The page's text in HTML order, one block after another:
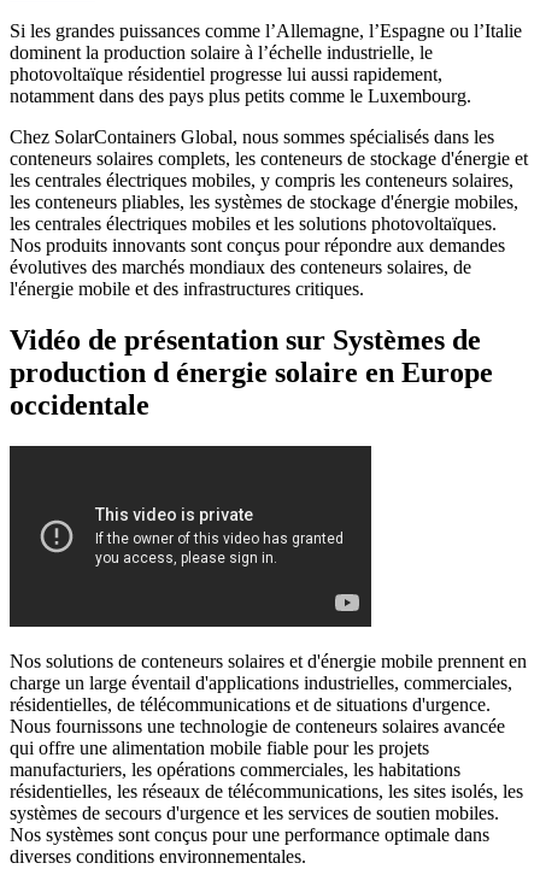
Si les grandes puissances comme l’Allemagne, l’Espagne ou l’Italie
dominent la production solaire à l’échelle industrielle, le
photovoltaïque résidentiel progresse lui aussi rapidement,
notamment dans des pays plus petits comme le Luxembourg.
Chez SolarContainers Global, nous sommes spécialisés dans les
conteneurs solaires complets, les conteneurs de stockage d'énergie et
les centrales électriques mobiles, y compris les conteneurs solaires,
les conteneurs pliables, les systèmes de stockage d'énergie mobiles,
les centrales électriques mobiles et les solutions photovoltaïques.
Nos produits innovants sont conçus pour répondre aux demandes
évolutives des marchés mondiaux des conteneurs solaires, de
l'énergie mobile et des infrastructures critiques.
Vidéo de présentation sur Systèmes de
production d énergie solaire en Europe
occidentale
Nos solutions de conteneurs solaires et d'énergie mobile prennent en
charge un large éventail d'applications industrielles, commerciales,
résidentielles, de télécommunications et de situations d'urgence.
Nous fournissons une technologie de conteneurs solaires avancée
qui offre une alimentation mobile fiable pour les projets
manufacturiers, les opérations commerciales, les habitations
résidentielles, les réseaux de télécommunications, les sites isolés, les
systèmes de secours d'urgence et les services de soutien mobiles.
Nos systèmes sont conçus pour une performance optimale dans
diverses conditions environnementales.